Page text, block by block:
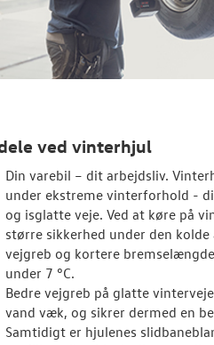
ved vinterhjul
Din varebil – dit arbejdsliv.
under ekstreme vinterforhold -
og isglatte veje. Ved at køre på
større sikkerhed under den
vejgreb og kortere
under 7 °C.
Bedre vejgreb på glatte
vand væk, og sikrer dermed en
Samtidigt er hjulenes